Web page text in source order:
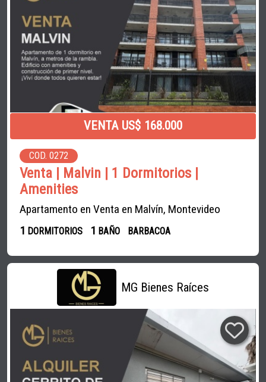
VENTA US$ 168.000
COD. 0272
Venta | Malvin | 1 Dormitorios |
Amenities
Apartamento en Venta en Malvín, Montevideo
1 DORMITORIOS 1 BAÑO BARBACOA
MG Bienes Raíces